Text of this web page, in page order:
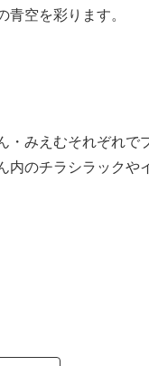
空を彩ります。
みえむそれぞれで
のチラシラックや